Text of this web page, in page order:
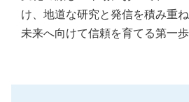
け、地道な研究と発信を積み重
未来へ向けて信頼を育てる第一